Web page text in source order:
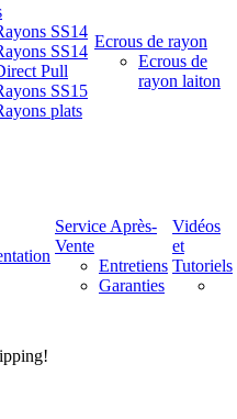
SS14
SS14
Pull
SS15
plats
Ecrous de rayon
Ecrous de
rayon laiton
Service Après-
Vente
Entretiens
Garanties
Vidéos
et
Tutoriels